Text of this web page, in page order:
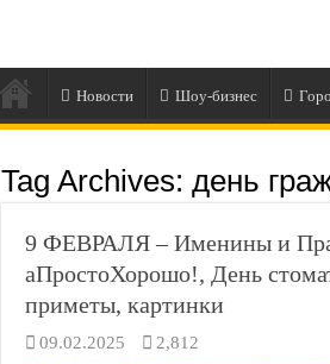
Новости Шоу-бизнес
Tag Archives: день
9 ФЕВРАЛЯ – Именины и
аПростоХорошо!, День
приметы, картинки
09.02.2025 2,812